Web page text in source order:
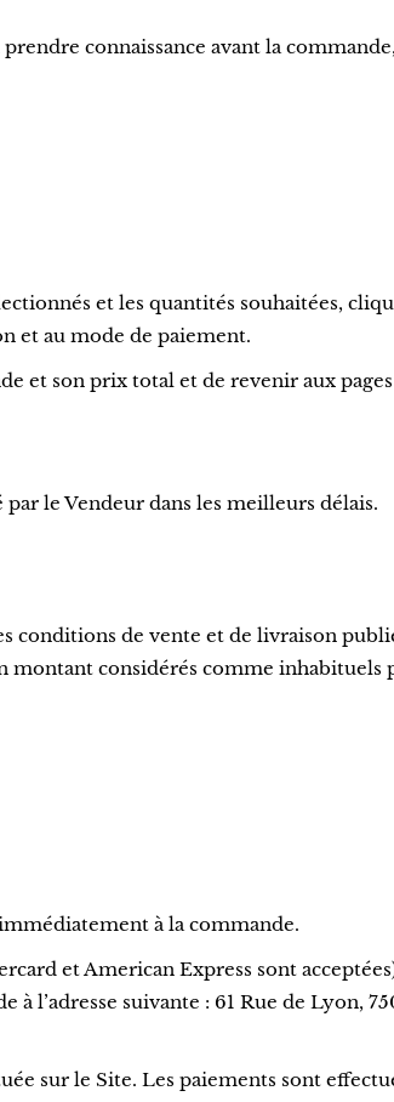
connaissance avant la
et les quantités souhaitées,
et au mode de paiement.
et son prix total et de revenir aux pages
le Vendeur dans les meilleurs délais.
conditions de vente et de livraison
montant considérés comme inhabituels
à la commande.
et American Express sont
l’adresse suivante : 61 Rue de Lyon,
sur le Site. Les paiements sont